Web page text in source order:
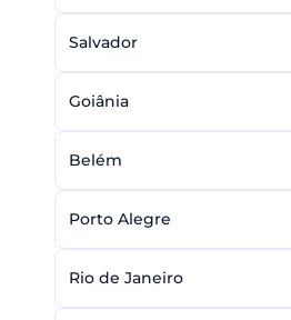
Salvador
Goiânia
Belém
Porto Alegre
Rio de Janeiro